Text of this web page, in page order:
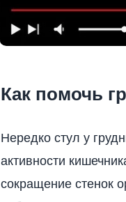
Как помочь
Нередко стул у
активности
сокращение стенок